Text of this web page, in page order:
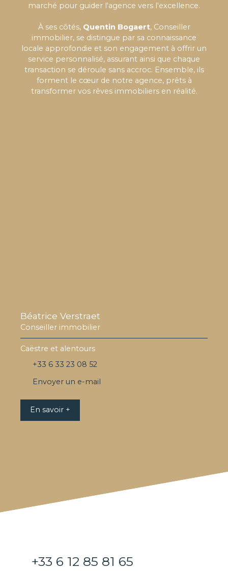
marché pour guider l'agence vers l'excellence.
À ses côtés, Quentin Bogaert, Conseiller
immobilier, se distingue par sa connaissance
locale approfondie et son engagement à offrir un
service personnalisé, assurant ainsi que chaque
transaction se déroule sans accroc. Ensemble, ils
forment le cœur de notre agence, prêts à
transformer vos rêves immobiliers en réalité.
Béatrice Verstraet
Conseiller immobilier
Caëstre et alentours
+33 6 33 23 08 52
Envoyer un e-mail
En savoir +
+33 6 12 85 81 65